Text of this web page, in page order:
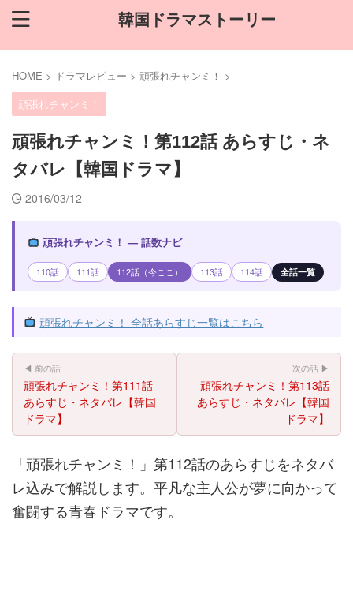
韓国ドラマストーリー
HOME > ドラマレビュー > 頑張れチャンミ！ >
頑張れチャンミ！
頑張れチャンミ！第112話 あらすじ・ネ
タバレ【韓国ドラマ】
2016/03/12
頑張れチャンミ！ — 話数ナビ
110話 111話 112話（今ここ） 113話 114話 全話一覧
頑張れチャンミ！ 全話あらすじ一覧はこちら
◀ 前の話
頑張れチャンミ！第111話
あらすじ・ネタバレ【韓国
ドラマ】
次の話 ▶
頑張れチャンミ！第113話
あらすじ・ネタバレ【韓国
ドラマ】
「頑張れチャンミ！」第112話のあらすじをネタバ
レ込みで解説します。平凡な主人公が夢に向かって
奮闘する青春ドラマです。